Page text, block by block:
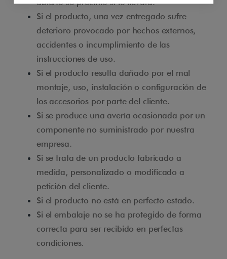
Si el producto, una vez entregado sufre
deterioro provocado por hechos externos,
accidentes o incumplimiento de las
instrucciones de uso.
Si el producto resulta dañado por el mal
montaje, uso, instalación o configuración de
los accesorios por parte del cliente.
Si se produce una avería ocasionada por un
componente no suministrado por nuestra
empresa.
Si se trata de un producto fabricado a
medida, personalizado o modificado a
petición del cliente.
Si el producto no está en perfecto estado.
Si el embalaje no se ha protegido de forma
correcta para ser recibido en perfectas
condiciones.